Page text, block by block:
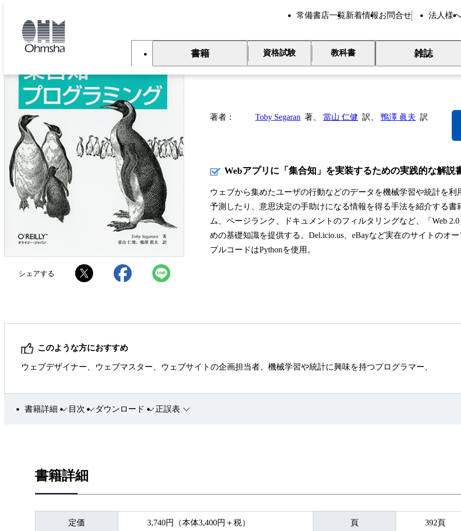
常備書店一覧新着情報お問合せ 法人様へ
書籍 資格試験 教科書 雑誌
集合知プログラミング
シェアする
著者 Toby Segaran 著、 當山 仁健 訳、 鴨澤 眞夫 訳
Webアプリに「集合知」を実装するための実践的な解説
ウェブから集めたユーザの行動などのデータを機械学習や統計を
予測したり、意思決定の手助けになる情報を得る手法を紹介する
ム、ページランク、ドキュメントのフィルタリングなど、「Web
めの基礎知識を提供する。Del.icio.us、eBayなど実在のサイトのオ
プルコードはPythonを使用。
このような方におすすめ
ウェブデザイナー、ウェブマスター、ウェブサイトの企画担当者、機械学習や統計に興味を持つプログラマー、
書籍詳細 目次 ダウンロード 正誤表
書籍詳細
定価 3,740円（本体3,400円＋税） 頁 392頁